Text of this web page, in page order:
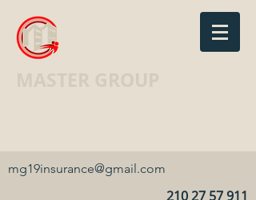
mg19insurance@gmail.com
210 27 57 911